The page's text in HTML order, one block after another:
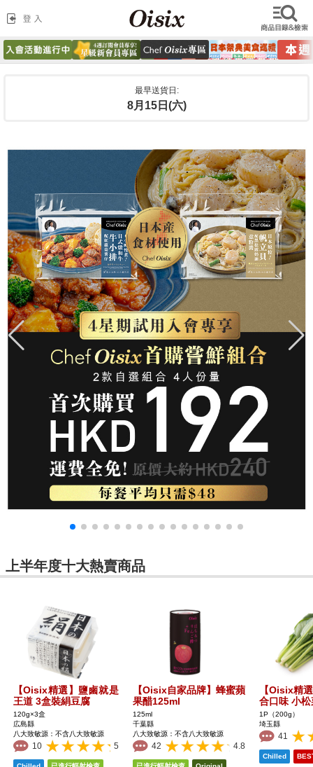
最早送貨日:
8月15日(六)
上半年度十大熱賣商品
【Oisix精選】鹽鹵就是
王道 3盒裝絹豆腐
120g×3盒
広島縣
八大致敏源：不含八大致敏源
10 5
【Oisix自家品牌】蜂蜜蘋
果醋125ml
125ml
千葉縣
八大致敏源：不含八大致敏源
42 4.8
【Oisix精
合口味 小松
1P（200g）
埼玉縣
41